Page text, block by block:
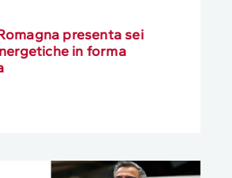
presenta sei
in forma